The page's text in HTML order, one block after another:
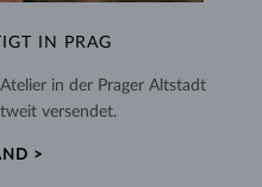
IN PRAG
in der Prager Altstadt
versendet.
>